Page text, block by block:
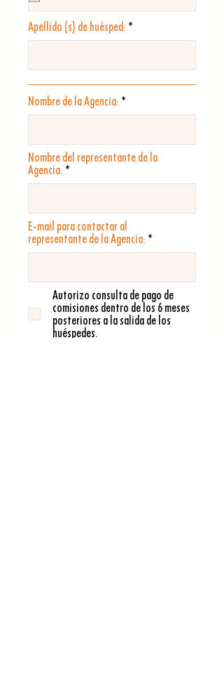
r
e
Apellido (s) de huésped:
Nombre de la Agencia:
Nombre del representante de la
Agencia:
E-mail para contactar al
representante de la Agencia:
Autorizo consulta de pago de
comisiones dentro de los 6 meses
posteriores a la salida de los
huéspedes.